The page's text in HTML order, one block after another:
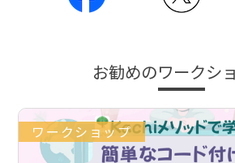
お勧めのワークシ
ワークショップ